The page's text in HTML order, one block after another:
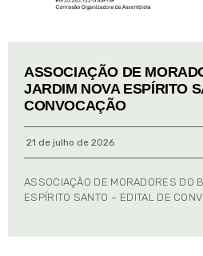
ASSOCIAÇÃO DE
JARDIM NOVA ESPÍRITO
CONVOCAÇÃO
21 de julho de 2026
ASSOCIAÇÃO DE MORADORES DO
ESPÍRITO SANTO – EDITAL DE